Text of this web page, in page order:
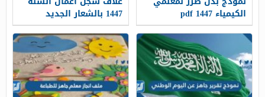
الكيمياء 1447 pdf 1447 بالشعار الجديد